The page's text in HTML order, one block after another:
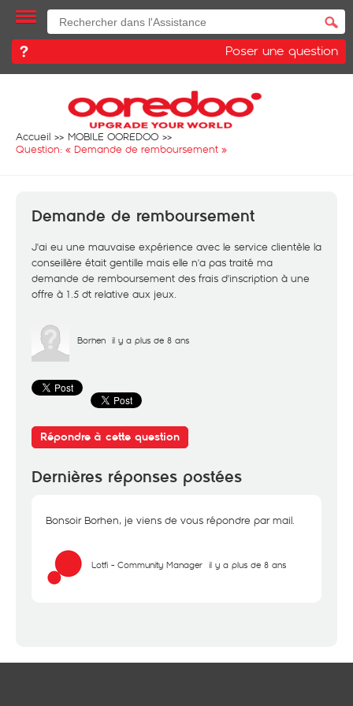
Poser une question
Accueil
MOBILE OOREDOO
Question: « Demande de remboursement »
Demande de remboursement
J'ai eu une mauvaise expérience avec le service clientèle la
conseillère était gentille mais elle n'a pas traité ma
demande de remboursement des frais d'inscription à une
offre à 1.5 dt relative aux jeux.
Borhen il y a plus de 8 ans
Répondre à cette question
Dernières réponses postées
Bonsoir Borhen, je viens de vous répondre par mail.
Lotfi - Community Manager il y a plus de 8 ans